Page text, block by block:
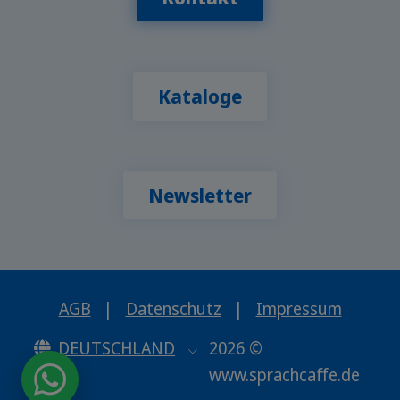
Kataloge
Newsletter
AGB | Datenschutz |
Impressum
DEUTSCHLAND
2026 ©
www.sprachcaffe.de